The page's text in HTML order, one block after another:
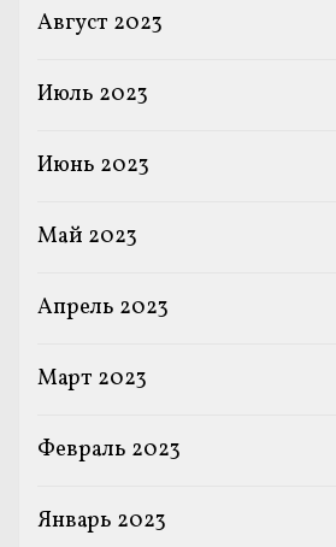
Август 2023
Июль 2023
Июнь 2023
Май 2023
Апрель 2023
Март 2023
Февраль 2023
Январь 2023